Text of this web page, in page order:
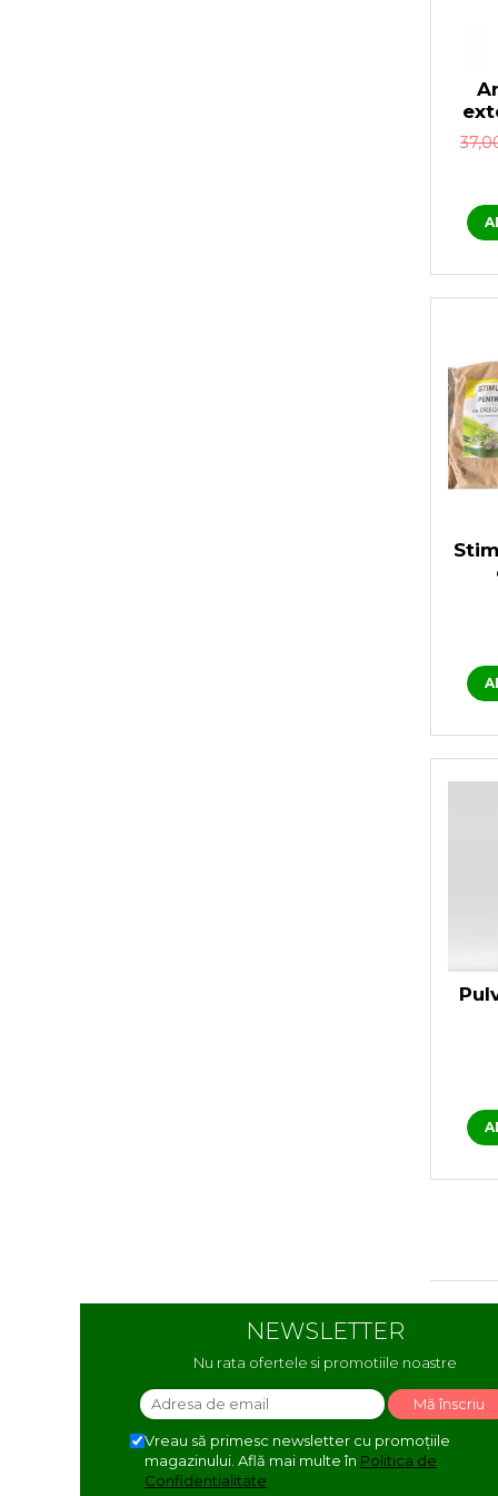
NEWSLETTER
Nu rata ofertele si promotiile noastre
Vreau să primesc newsletter cu promoțiile
magazinului. Află mai multe în Politica de
Confidentialitate